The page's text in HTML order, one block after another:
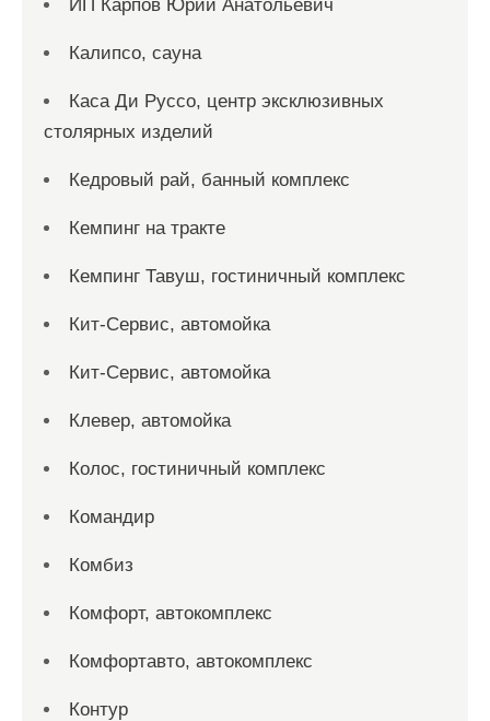
ИП Карпов Юрий Анатольевич
Калипсо, сауна
Каса Ди Руссо, центр эксклюзивных
столярных изделий
Кедровый рай, банный комплекс
Кемпинг на тракте
Кемпинг Тавуш, гостиничный комплекс
Кит-Сервис, автомойка
Кит-Сервис, автомойка
Клевер, автомойка
Колос, гостиничный комплекс
Командир
Комбиз
Комфорт, автокомплекс
Комфортавто, автокомплекс
Контур